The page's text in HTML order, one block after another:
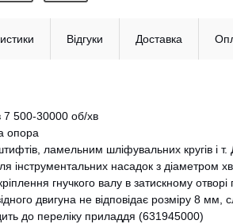
Відгуки Доставка
7 500-30000 об/хв
опора
ламельним шліфувальних кругів і
інструментальних насадок з
гнучкого валу в затискному отворі
двигуна не відповідає розміру 8 мм,
до переліку приладдя (631945000)